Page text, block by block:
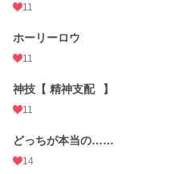
11
ホーリーロウ
11
神技【 精神支配⠀】
11
どっちが本当の……
14